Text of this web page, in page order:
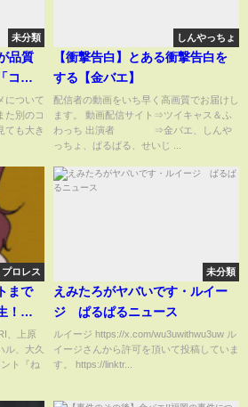
未分類
品質
コメ
【羽
(2025
について
た別のコ
ても大き
しんやっちょ
【衝撃告白】とある衝撃告白を
する【金バエ】
配信者の動画をいち早く高画質でお届けし
ます。 動画配信サイト⇒ツイキャス＆ふ
わっち 出演者 ⇒金バエ、しんや
っちょ、ぱるぱる、せいじ ...
プロレス
まで
！
まと
ト'23
、上原
ル、大久
ト『ね
未分類
えみたろがヤバいです・ルイー
ジ ぱるぱるニュース
ルイージ https://x.com/wu3uwithwu3uw ル
イージさんから許可を頂いて投稿していま
す。 https://linktr...